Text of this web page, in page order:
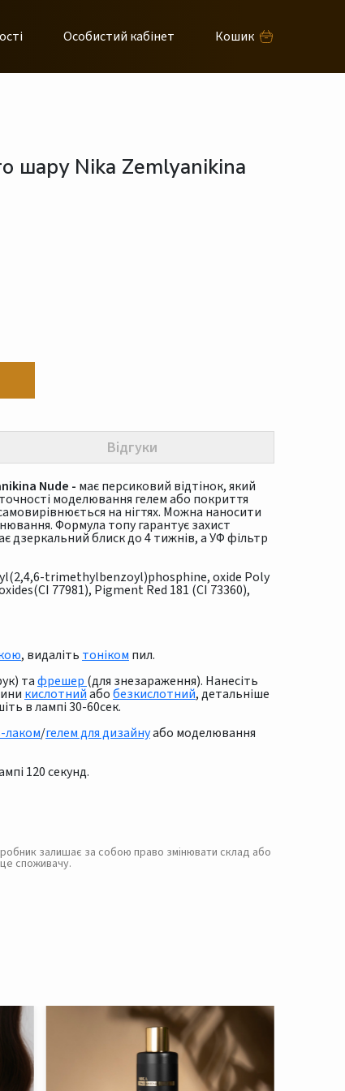
Особистий кабінет Кошик
шару Nika Zemlyanikina
Відгуки
Nude - має персиковий відтінок, який
моделювання гелем або покриття
на нігтях. Можна наносити
Формула топу гарантує захист
дзеркальний блиск до 4 тижнів, а УФ фільтр
trimethylbenzoyl)phosphine, oxide Poly
77981), Pigment Red 181 (CI 73360),
, видаліть тоніком пил.
тафрешер (для знезараження). Нанесіть
кислотнийабобезкислотний, детальніше
в лампі 30-60сек.
лаком/гелем для дизайнуабо моделювання
120 секунд.
залишає за собою право змінювати склад або
споживачу.